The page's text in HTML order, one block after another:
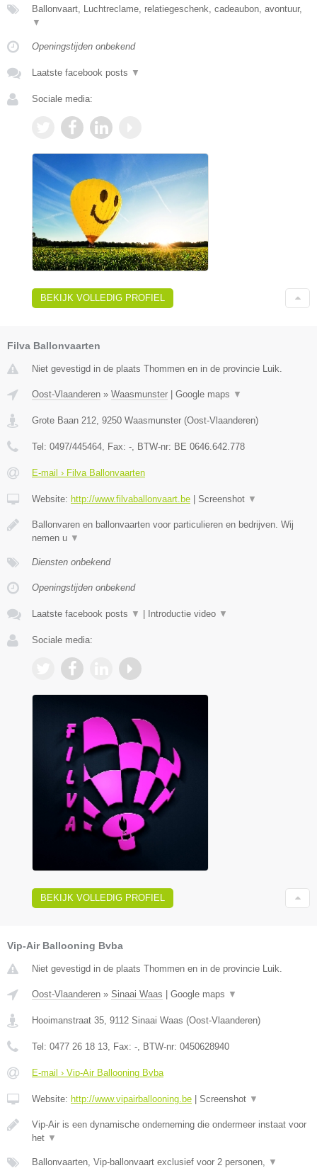
Ballonvaart, Luchtreclame, relatiegeschenk, cadeaubon, avontuur,
▼
Openingstijden onbekend
Laatste facebook posts ▼
Sociale media:
BEKIJK VOLLEDIG PROFIEL
Filva Ballonvaarten
Niet gevestigd in de plaats Thommen en in de provincie Luik.
Oost-Vlaanderen » Waasmunster | Google maps ▼
Grote Baan 212 9250 Waasmunster (Oost-Vlaanderen)
Tel: 0497/445464 , Fax: - , BTW-nr: BE 0646.642.778
E-mail › Filva Ballonvaarten
Website: http://www.filvaballonvaart.be | Screenshot ▼
Ballonvaren en ballonvaarten voor particulieren en bedrijven. Wij
nemen u ▼
Diensten onbekend
Openingstijden onbekend
Laatste facebook posts ▼ | Introductie video ▼
Sociale media:
BEKIJK VOLLEDIG PROFIEL
Vip-Air Ballooning Bvba
Niet gevestigd in de plaats Thommen en in de provincie Luik.
Oost-Vlaanderen » Sinaai Waas | Google maps ▼
Hooimanstraat 35 9112 Sinaai Waas (Oost-Vlaanderen)
Tel: 0477 26 18 13 , Fax: - , BTW-nr: 0450628940
E-mail › Vip-Air Ballooning Bvba
Website: http://www.vipairballooning.be | Screenshot ▼
Vip-Air is een dynamische onderneming die ondermeer instaat voor
het ▼
Ballonvaarten, Vip-ballonvaart exclusief voor 2 personen, ▼